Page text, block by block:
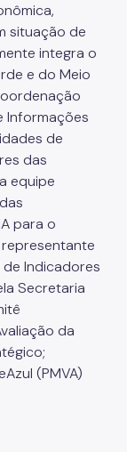
situação de
integra o
e do Meio
Informações
de
das
equipe
para o
Indicadores
Secretaria
da
(PMVA)